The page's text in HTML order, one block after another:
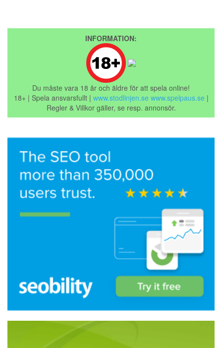
INFORMATION:
Du måste vara 18 år och äldre för att spela online!
18+ | Spela ansvarsfullt | www.stodlinjen.se www.spelpaus.se |
Regler & Villkor gäller, se resp. annonsör.